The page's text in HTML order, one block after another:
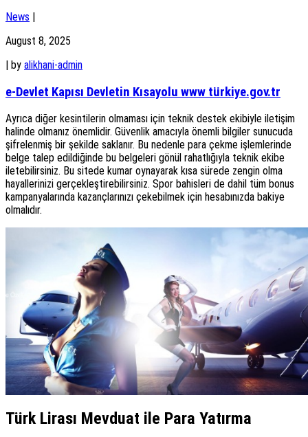
News |
August 8, 2025
| by alikhani-admin
e-Devlet Kapısı Devletin Kısayolu www türkiye.gov.tr
Ayrıca diğer kesintilerin olmaması için teknik destek ekibiyle iletişim
halinde olmanız önemlidir. Güvenlik amacıyla önemli bilgiler sunucuda
şifrelenmiş bir şekilde saklanır. Bu nedenle para çekme işlemlerinde
belge talep edildiğinde bu belgeleri gönül rahatlığıyla teknik ekibe
iletebilirsiniz. Bu sitede kumar oynayarak kısa sürede zengin olma
hayallerinizi gerçekleştirebilirsiniz. Spor bahisleri de dahil tüm bonus
kampanyalarında kazançlarınızı çekebilmek için hesabınızda bakiye
olmalıdır.
Türk Lirası Mevduat ile Para Yatırma